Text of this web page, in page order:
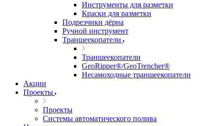
Инструменты для разметки
Краски для разметки
Подрезчики дёрна
Ручной инструмент
Траншеекопатели
Траншеекопатели
GeoRipper®/GeoTrencher®
Несамоходные траншеекопатели
Акции
Проекты
Проекты
Системы автоматического полива